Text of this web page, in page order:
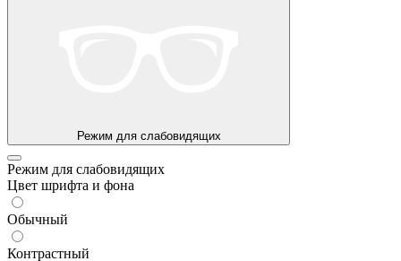
Режим для слабовидящих
Режим для слабовидящих
Цвет шрифта и фона
Обычный
Контрастный